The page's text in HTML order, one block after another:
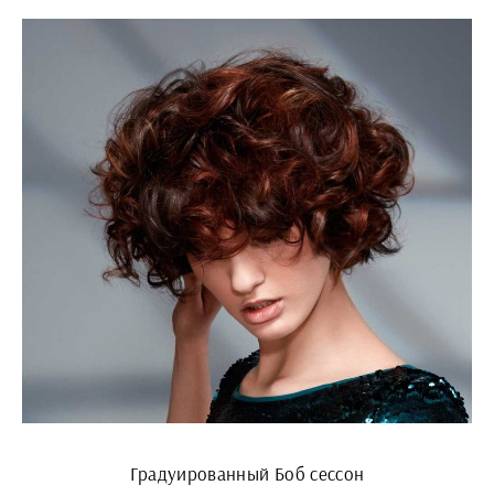
Градуированный Боб сессон